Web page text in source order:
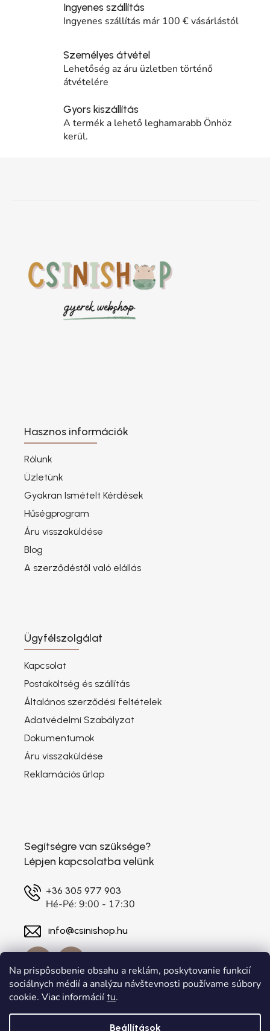
Na prispôsobenie obsahu a reklám, poskytovanie funkcií
sociálnych médií a analýzu návštevnosti používame súbory
cookie. Viac informácií tu.
Beállítások
Ingyenes szállítás
Ingyenes szállítás már 100 € vásárlástól
Személyes átvétel
Lehetőség az áru üzletben történő
átvételére
Gyors kiszállítás
A termék a lehető leghamarabb Önhöz
kerül.
Hasznos információk
Rólunk
Üzletünk
Gyakran Ismételt Kérdések
Hűségprogram
Áru visszaküldése
Blog
A szerződéstől való elállás
Ügyfélszolgálat
Kapcsolat
Postaköltség és szállítás
Általános szerződési feltételek
Adatvédelmi Szabályzat
Dokumentumok
Áru visszaküldése
Reklamációs űrlap
Segítségre van szüksége?
Lépjen kapcsolatba velünk
+36 305 977 903
Hé-Pé: 9:00 - 17:30
info@csinishop.hu